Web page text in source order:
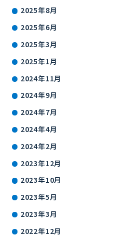
2025年8月
2025年6月
2025年3月
2025年1月
2024年11月
2024年9月
2024年7月
2024年4月
2024年2月
2023年12月
2023年10月
2023年5月
2023年3月
2022年12月